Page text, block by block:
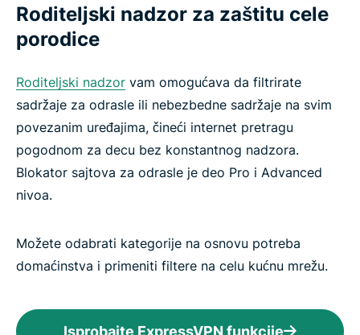
Roditeljski nadzor za zaštitu cele
porodice
Roditeljski nadzor vam omogućava da filtrirate
sadržaje za odrasle ili nebezbedne sadržaje na svim
povezanim uređajima, čineći internet pretragu
pogodnom za decu bez konstantnog nadzora.
Blokator sajtova za odrasle je deo Pro i Advanced
nivoa.
Možete odabrati kategorije na osnovu potreba
domaćinstva i primeniti filtere na celu kućnu mrežu.